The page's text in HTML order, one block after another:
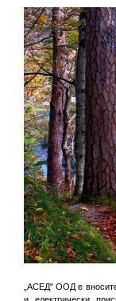
„АСЕД" ООД е